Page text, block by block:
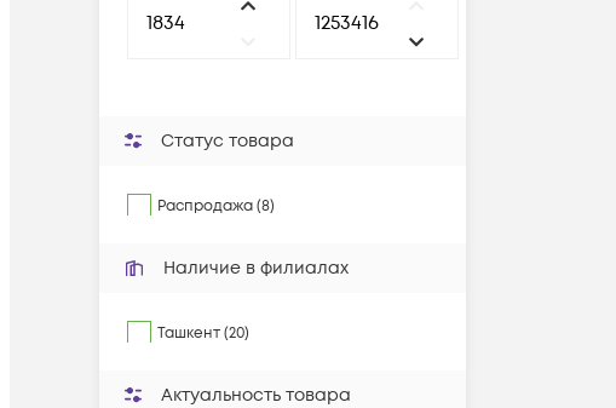
Статус товара
Распродажа (8)
Наличие в филиалах
Ташкент (20)
Актуальность товара